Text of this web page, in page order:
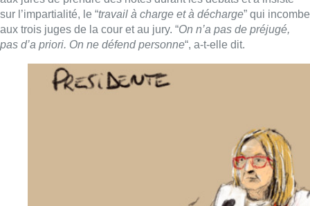
sur l’impartialité, le “travail à charge et à décharge” qui incombe
aux trois juges de la cour et au jury. “On n’a pas de préjugé,
pas d’a priori. On ne défend personne“, a-t-elle dit.